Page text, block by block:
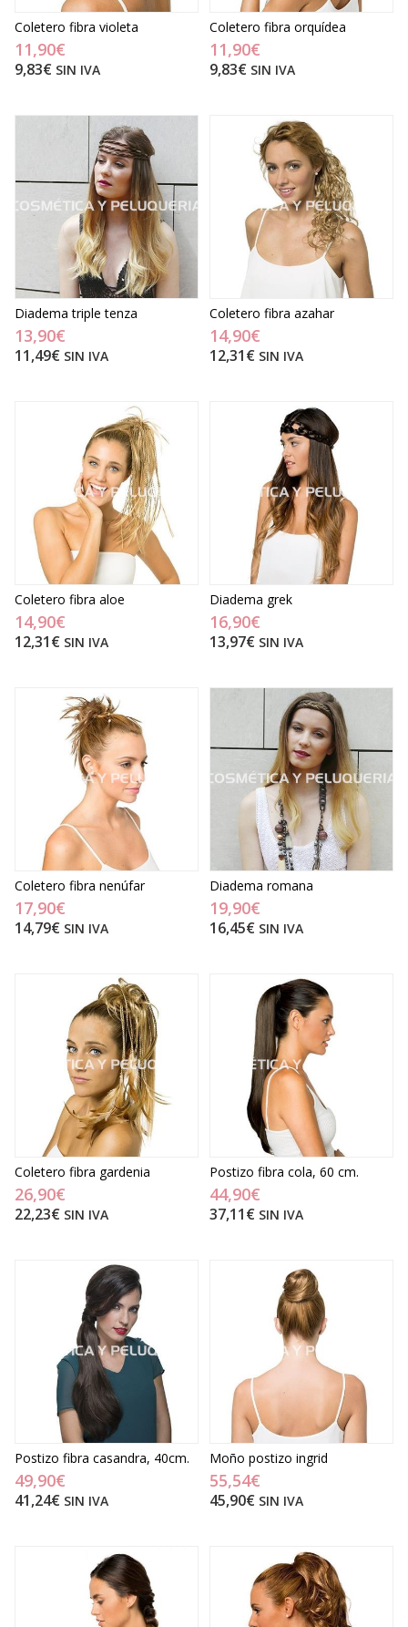
Coletero fibra violeta
11,90€
9,83€ SIN IVA
Coletero fibra orquídea
11,90€
9,83€ SIN IVA
Diadema triple tenza
13,90€
11,49€ SIN IVA
Coletero fibra azahar
14,90€
12,31€ SIN IVA
Coletero fibra aloe
14,90€
12,31€ SIN IVA
Diadema grek
16,90€
13,97€ SIN IVA
Coletero fibra nenúfar
17,90€
14,79€ SIN IVA
Diadema romana
19,90€
16,45€ SIN IVA
Coletero fibra gardenia
26,90€
22,23€ SIN IVA
Postizo fibra cola, 60 cm.
44,90€
37,11€ SIN IVA
Postizo fibra casandra, 40cm.
49,90€
41,24€ SIN IVA
Moño postizo ingrid
55,54€
45,90€ SIN IVA